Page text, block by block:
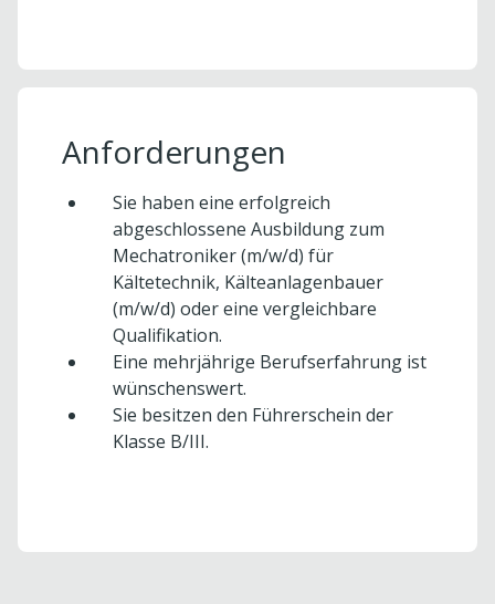
Anforderungen
Sie haben eine erfolgreich
abgeschlossene Ausbildung zum
Mechatroniker (m/w/d) für
Kältetechnik, Kälteanlagenbauer
(m/w/d) oder eine vergleichbare
Qualifikation.
Eine mehrjährige Berufserfahrung ist
wünschenswert.
Sie besitzen den Führerschein der
Klasse B/III.
wir Ihre Einwilligung.